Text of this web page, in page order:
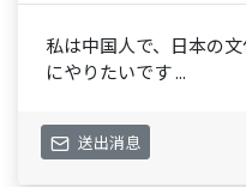
私は中国人で、日本の
にやりたいです ...
送出消息